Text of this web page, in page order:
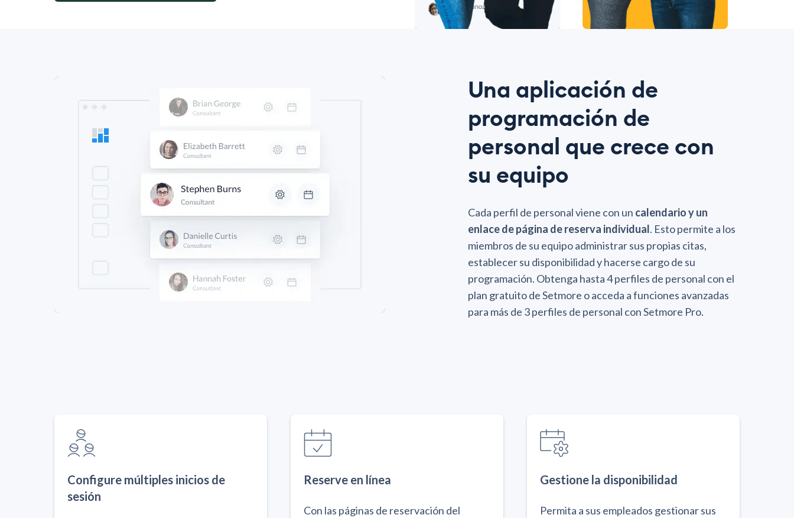
Una aplicación de
programación de
personal que crece con
su equipo
Cada perfil de personal viene con un calendario y un
enlace de página de reserva individual. Esto permite a los
miembros de su equipo administrar sus propias citas,
establecer su disponibilidad y hacerse cargo de su
programación. Obtenga hasta 4 perfiles de personal con el
plan gratuito de Setmore o acceda a funciones avanzadas
para más de 3 perfiles de personal con Setmore Pro.
Configure múltiples inicios de
sesión
Reserve en línea
Con las páginas de reservación del
Gestione la disponibilidad
Permita a sus empleados gestionar sus